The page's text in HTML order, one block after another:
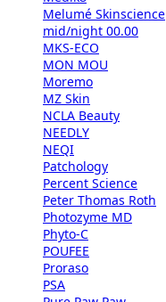
Melumé Skinscience
mid/night 00.00
MKS-ECO
MON MOU
Moremo
MZ Skin
NCLA Beauty
NEEDLY
NEQI
Patchology
Percent Science
Peter Thomas Roth
Photozyme MD
Phyto-C
POUFEE
Proraso
PSA